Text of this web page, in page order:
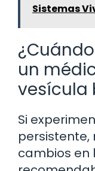
Sistemas
un
vesícula
Si
persistente,
cambios en